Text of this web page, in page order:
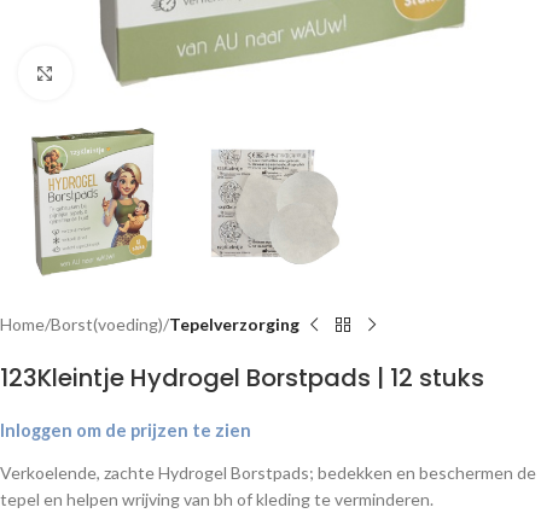
Klik om te vergroten
Home Borst(voeding) Tepelverzorging
123Kleintje Hydrogel Borstpads | 12 stuks
Inloggen om de prijzen te zien
Verkoelende, zachte Hydrogel Borstpads; bedekken en beschermen de
tepel en helpen wrijving van bh of kleding te verminderen.